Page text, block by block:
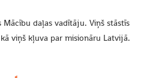
Mācību daļas vadītāju. Viņš stāstīs
viņš kļuva par misionāru Latvijā.